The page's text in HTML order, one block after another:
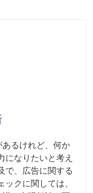
るけれど、何か
になりたいと考え
で、広告に関する
クに関しては、